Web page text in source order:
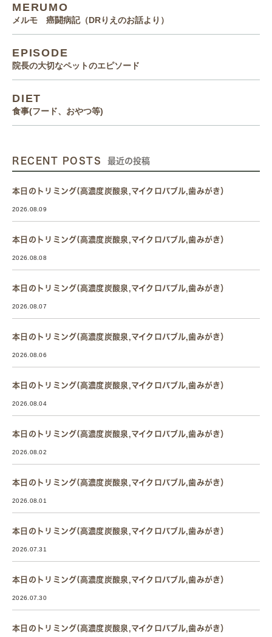
MERUMO
メルモ 癌闘病記（DRりえのお話より）
EPISODE
院長の大切なペットのエピソード
DIET
食事(フード、おやつ等)
RECENT POSTS 最近の投稿
本日のトリミング(高濃度炭酸泉,マイクロバブル,歯みがき）
2026.08.09
本日のトリミング(高濃度炭酸泉,マイクロバブル,歯みがき）
2026.08.08
本日のトリミング(高濃度炭酸泉,マイクロバブル,歯みがき）
2026.08.07
本日のトリミング(高濃度炭酸泉,マイクロバブル,歯みがき）
2026.08.06
本日のトリミング(高濃度炭酸泉,マイクロバブル,歯みがき）
2026.08.04
本日のトリミング(高濃度炭酸泉,マイクロバブル,歯みがき）
2026.08.02
本日のトリミング(高濃度炭酸泉,マイクロバブル,歯みがき）
2026.08.01
本日のトリミング(高濃度炭酸泉,マイクロバブル,歯みがき）
2026.07.31
本日のトリミング(高濃度炭酸泉,マイクロバブル,歯みがき）
2026.07.30
本日のトリミング(高濃度炭酸泉,マイクロバブル,歯みがき）